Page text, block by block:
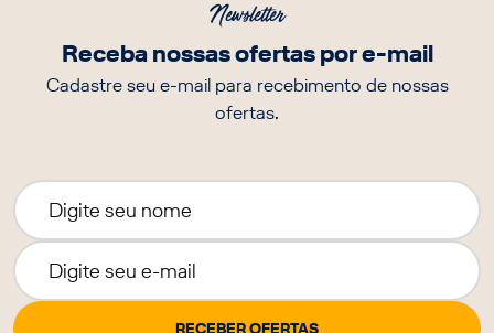
Newsletter
Receba nossas ofertas por e-mail
Cadastre seu e-mail para recebimento de nossas
ofertas.